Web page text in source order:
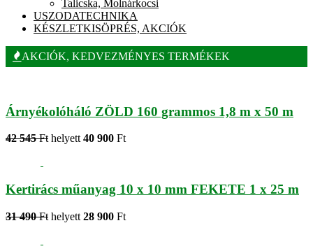
Talicska, Molnárkocsi
USZODATECHNIKA
KÉSZLETKISÖPRÉS, AKCIÓK
AKCIÓK, KEDVEZMÉNYES TERMÉKEK
Árnyékolóháló ZÖLD 160 grammos 1,8 m x 50 m
42 545 Ft helyett 40 900 Ft
Kertirács műanyag 10 x 10 mm FEKETE 1 x 25 m
31 490 Ft helyett 28 900 Ft